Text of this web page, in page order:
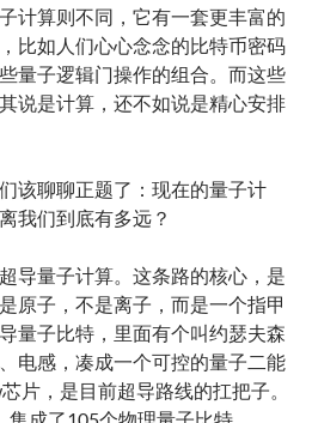
计算则不同，它有一套更丰富的
比如人们心心念念的比特币密码
量子逻辑门操作的组合。而这些
说是计算，还不如说是精心安排
该聊聊正题了：现在的量子计
我们到底有多远？
导量子计算。这条路的核心，是
原子，不是离子，而是一个指甲
量子比特，里面有个叫约瑟夫森
电感，凑成一个可控的量子二能
片，是目前超导路线的扛把子。